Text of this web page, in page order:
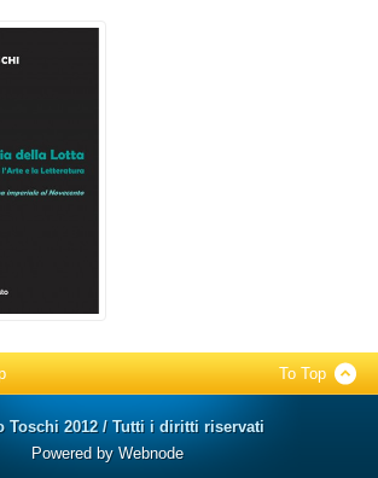
To Top
Toschi 2012 / Tutti i diritti riservati
Powered by Webnode